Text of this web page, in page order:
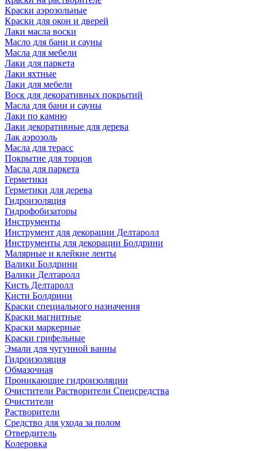
Краски аэрозольные
Краски для окон и дверей
Лаки масла воски
Масло для бани и сауны
Масла для мебели
Лаки для паркета
Лаки яхтные
Лаки для мебели
Воск для декоративных покрытий
Масла для бани и сауны
Лаки по камню
Лаки декоративные для дерева
Лак аэрозоль
Масла для терасс
Покрытие для торцов
Масла для паркета
Герметики
Герметики для дерева
Гидроизоляция
Гидрофобизаторы
Инструменты
Инструмент для декорации Делтаролл
Инструменты для декорации Болдрини
Малярные и клейкие ленты
Валики Болдрини
Валики Делтаролл
Кисть Делтаролл
Кисти Болдрини
Краски специального назначения
Краски магнитные
Краски маркерные
Краски грифельные
Эмали для чугунной ванны
Гидроизоляция
Обмазочная
Проникающие гидроизоляции
Очистители Растворители Спецсредства
Очистители
Растворители
Средство для ухода за полом
Отвердитель
Колеровка